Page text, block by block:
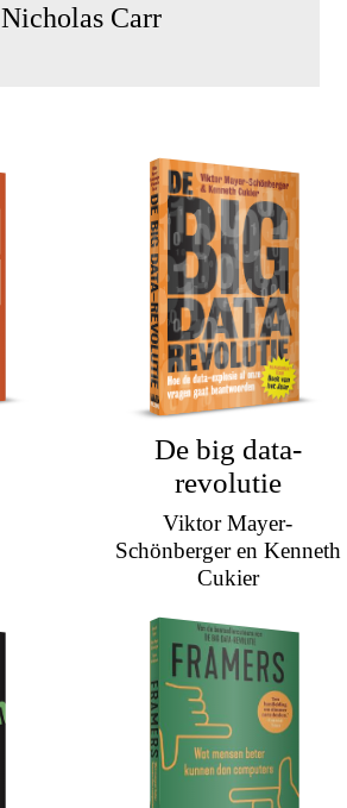
Nicholas Carr
De big data-
revolutie
Viktor Mayer-
Schönberger en Kenneth
Cukier